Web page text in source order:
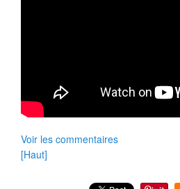
Voir les commentaires
[Haut]